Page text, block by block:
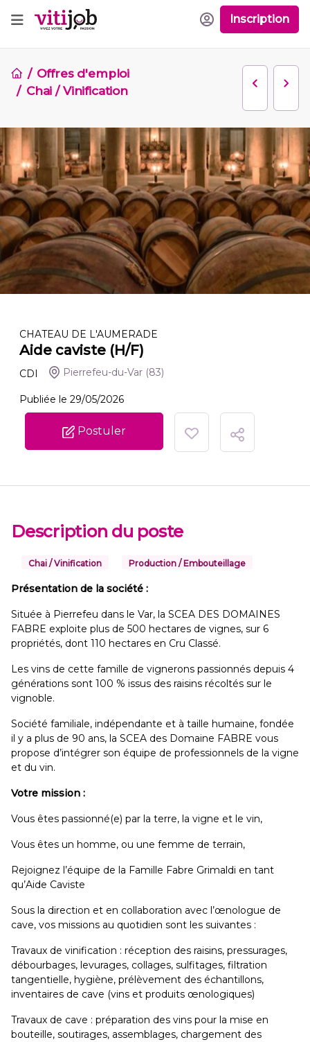
Inscription
Offres d'emploi
Chai / Vinification
CHATEAU DE L'AUMERADE
Aide caviste (H/F)
CDI Pierrefeu-du-Var (83)
Publiée le 29/05/2026
Postuler
Description du poste
Chai / Vinification Production / Embouteillage
Présentation de la société :
Située à Pierrefeu dans le Var, la SCEA DES DOMAINES
FABRE exploite plus de 500 hectares de vignes, sur 6
propriétés, dont 110 hectares en Cru Classé.
Les vins de cette famille de vignerons passionnés depuis 4
générations sont 100 % issus des raisins récoltés sur le
vignoble.
Société familiale, indépendante et à taille humaine, fondée
il y a plus de 90 ans, la SCEA des Domaine FABRE vous
propose d’intégrer son équipe de professionnels de la vigne
et du vin.
Votre mission :
Vous êtes passionné(e) par la terre, la vigne et le vin,
Vous êtes un homme, ou une femme de terrain,
Rejoignez l’équipe de la Famille Fabre Grimaldi en tant
qu’Aide Caviste
Sous la direction et en collaboration avec l’œnologue de
cave, vos missions au quotidien sont les suivantes :
Travaux de vinification : réception des raisins, pressurages,
débourbages, levurages, collages, sulfitages, filtration
tangentielle, hygiène, prélèvement des échantillons,
inventaires de cave (vins et produits œnologiques)
Travaux de cave : préparation des vins pour la mise en
bouteille, soutirages, assemblages, chargement des